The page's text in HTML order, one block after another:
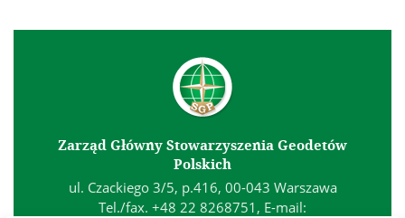
Zarząd Główny Stowarzyszenia Geodetów
Polskich
ul. Czackiego 3/5, p.416, 00-043 Warszawa
Tel./fax. +48 22 8268751, E-mail: